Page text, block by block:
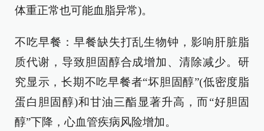
体重正常也可能血脂异常)。
不吃早餐：早餐缺失打乱生物钟，影响肝脏脂
质代谢，导致胆固醇合成增加、清除减少。研
究显示，长期不吃早餐者“坏胆固醇”(低密度脂
蛋白胆固醇)和甘油三酯显著升高，而“好胆固
醇”下降，心血管疾病风险增加。